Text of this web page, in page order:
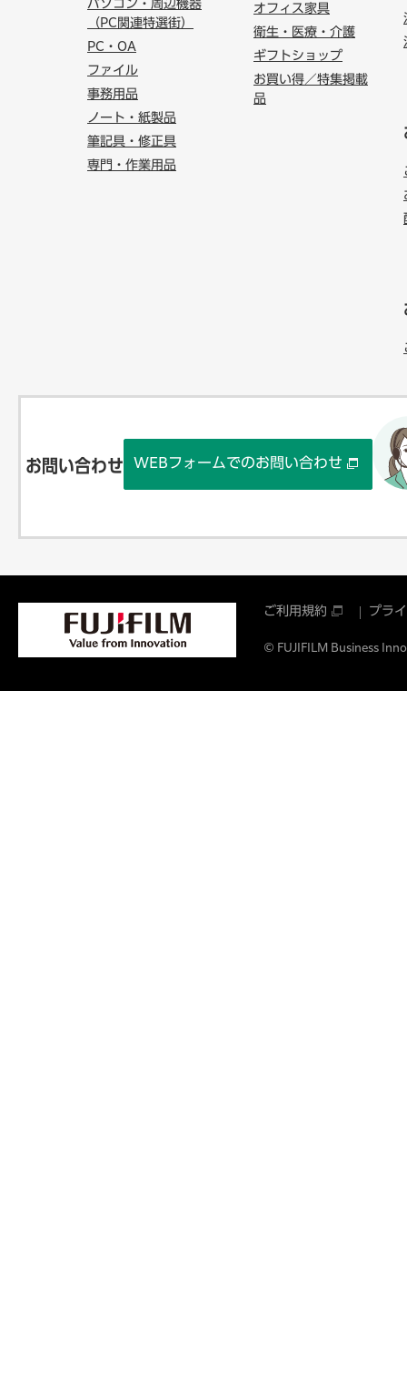
パソコン・周辺機器
（PC関連特選街）
PC・OA
ファイル
事務用品
ノート・紙製品
筆記具・修正具
専門・作業用品
オフィス家具
衛生・医療・介護
ギフトショップ
お買い得／特集掲載
品
お問い合わせ WEBフォームでのお問い合わせ
ご利用規約 プラ
© FUJIFILM Business